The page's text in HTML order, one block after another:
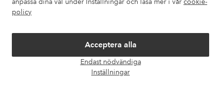
policy
Acceptera alla
Endast nödvändiga
Inställningar
Villkor